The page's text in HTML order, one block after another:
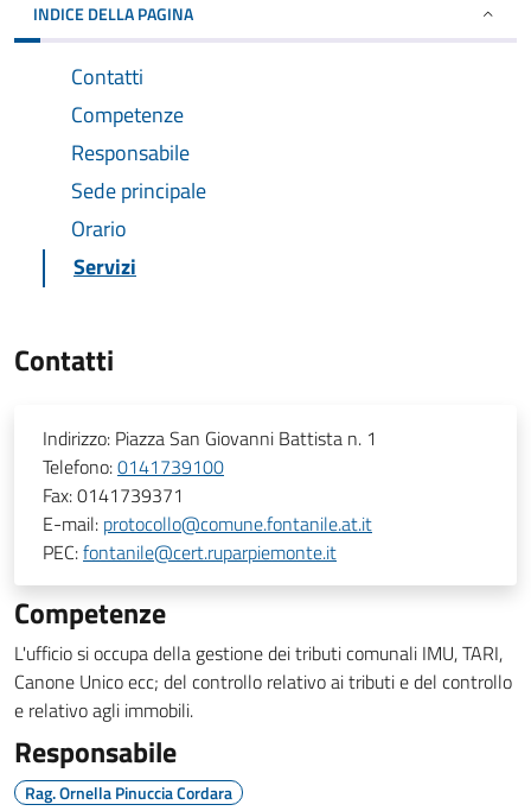
INDICE DELLA PAGINA
Contatti
Competenze
Responsabile
Sede principale
Orario
Servizi
Contatti
Indirizzo: Piazza San Giovanni Battista n. 1
Telefono:0141739100
Fax:0141739371
E-mail: protocollo@comune.fontanile.at.it
PEC:fontanile@cert.ruparpiemonte.it
Competenze
L'ufficio si occupa della gestione dei tributi comunali IMU, TARI,
Canone Unico ecc; del controllo relativo ai tributi e del controllo
e relativo agli immobili.
Responsabile
Rag. Ornella Pinuccia Cordara